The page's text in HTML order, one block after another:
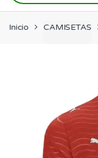
Inicio CAMISETAS